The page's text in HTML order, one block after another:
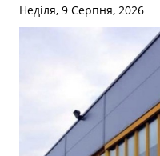
Неділя, 9 Серпня, 2026